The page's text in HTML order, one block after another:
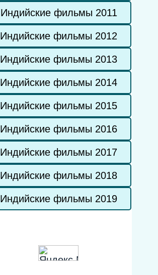
Индийские фильмы 2011
Индийские фильмы 2012
Индийские фильмы 2013
Индийские фильмы 2014
Индийские фильмы 2015
Индийские фильмы 2016
Индийские фильмы 2017
Индийские фильмы 2018
Индийские фильмы 2019